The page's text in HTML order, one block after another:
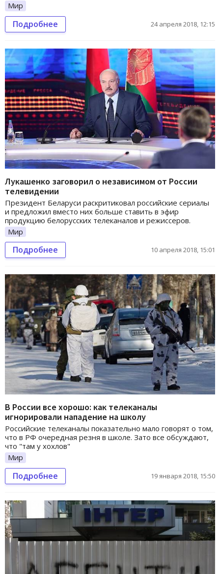
Мир
Подробнее 24 апреля 2018, 12:15
Лукашенко заговорил о независимом от России
телевидении
Президент Беларуси раскритиковал российские сериалы
и предложил вместо них больше ставить в эфир
продукцию белорусских телеканалов и режиссеров.
Мир
Подробнее 10 апреля 2018, 15:01
В России все хорошо: как телеканалы
игнорировали нападение на школу
Российские телеканалы показательно мало говорят о том,
что в РФ очередная резня в школе. Зато все обсуждают,
что "там у хохлов"
Мир
Подробнее 19 января 2018, 15:50